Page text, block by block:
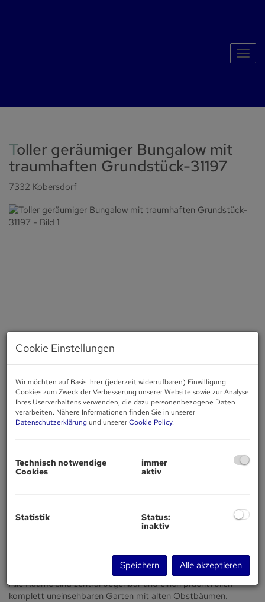
Toller geräumiger Bungalow mit
traumhaften Grundstück-31197
7332 Kobersdorf
Im wunderschönen Burgenland 20 min von Mattersburg
einen neuen Eigentümer.
Alle Räume sind zentral begehbar und einen prachtvollen
komplett uneinsehbaren Garten mit alten Obstbäumen.
Cookie Einstellungen
Wir möchten auf Basis Ihrer (jederzeit widerrufbaren) Einwilligung
Cookies zum Zweck der Verbesserung unserer Website sowie zur Analyse
Ihres Userverhaltens verwenden, die dazu personenbezogene Daten
verarbeiten. Nähere Informationen finden Sie in unserer
Datenschutzerklärung und unsererCookie Policy.
Technisch notwendige
Cookies
immer
aktiv
Statistik
Status:
inaktiv
Speichern Alle akzeptieren